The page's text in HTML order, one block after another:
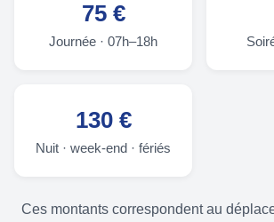
75 €
Journée · 07h–18h
130 €
Nuit · week-end · fériés
Ces montants correspondent au